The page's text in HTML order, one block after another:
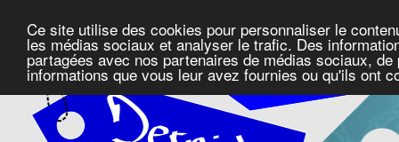
Ce site utilise des cookies pour personnaliser le
les médias sociaux et analyser le trafic. Des
partagées avec nos partenaires de médias sociaux,
informations que vous leur avez fournies ou qu'ils ont